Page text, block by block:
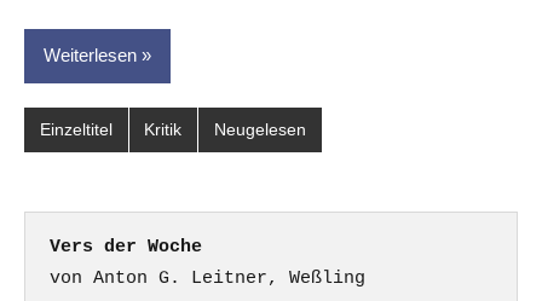
Weiterlesen
Einzeltitel Kritik Neugelesen
Vers der Woche